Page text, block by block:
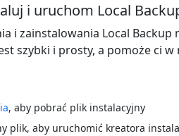
i uruchom Local
i zainstalowania Local Backup
szybki i prosty, a pomoże ci
, aby pobrać plik instalacyjny
plik, aby uruchomić kreatora